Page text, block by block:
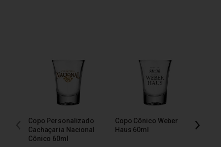
Copo Personalizado
Cachaçaria Nacional
Cônico 60ml
Copo Cônico Weber
Haus 60ml